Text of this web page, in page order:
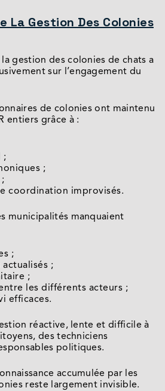
La Gestion Des Colonies
gestion des colonies de chats a
sur l’engagement du
de colonies ont maintenu
entiers grâce à :
;
;
coordination improvisés.
municipalités manquaient
;
;
;
les différents acteurs ;
efficaces.
réactive, lente et difficile à
des techniciens
politiques.
accumulée par les
reste largement invisible.